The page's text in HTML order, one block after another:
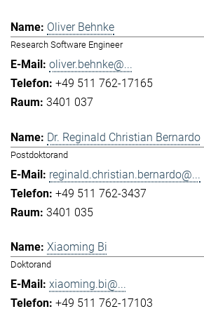
Oliver Behnke
Research Software Engineer
oliver.behnke@...
+49 511 762-17165
3401 037
Dr. Reginald Christian Bernardo
Postdoktorand
reginald.christian.bernardo@...
+49 511 762-3437
3401 035
Xiaoming Bi
Doktorand
xiaoming.bi@...
+49 511 762-17103